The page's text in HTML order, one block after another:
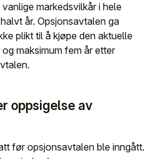
markedsvilkår i hele
år. Opsjonsavtalen ga
plikt til å kjøpe den aktuelle
maksimum fem år etter
oppsigelse av
før opsjonsavtalen ble inngått.